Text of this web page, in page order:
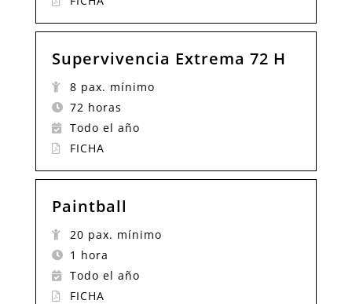
Supervivencia Extrema 72 H
8 pax. mínimo
72 horas
Todo el año
FICHA
Paintball
20 pax. mínimo
1 hora
Todo el año
FICHA